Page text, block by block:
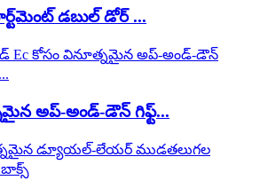
డబుల్ డోర్ ...
అప్-అండ్-డౌన్ గిఫ్ట్...